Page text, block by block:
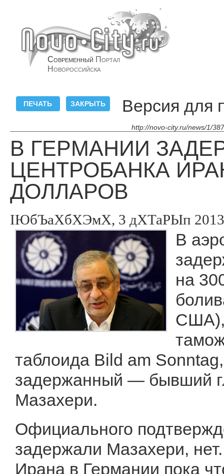
Современный Портал
Новороссийска
Версия для
http://novo-city.ru/news/1/
В ГЕРМАНИИ
ЦЕНТРОБАНКА
ДОЛЛАРОВ
ІЮбЪаХбХЭмХ, 3 дХТаРЫп
В
на
США),
таблоида Bild am
задержанный — бывший
Мазахери.
Официального
задержали Мазахери,
Ирана в Германии пока